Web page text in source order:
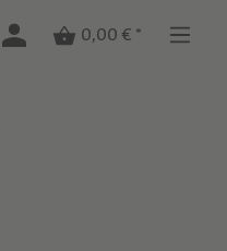
0,00 € *